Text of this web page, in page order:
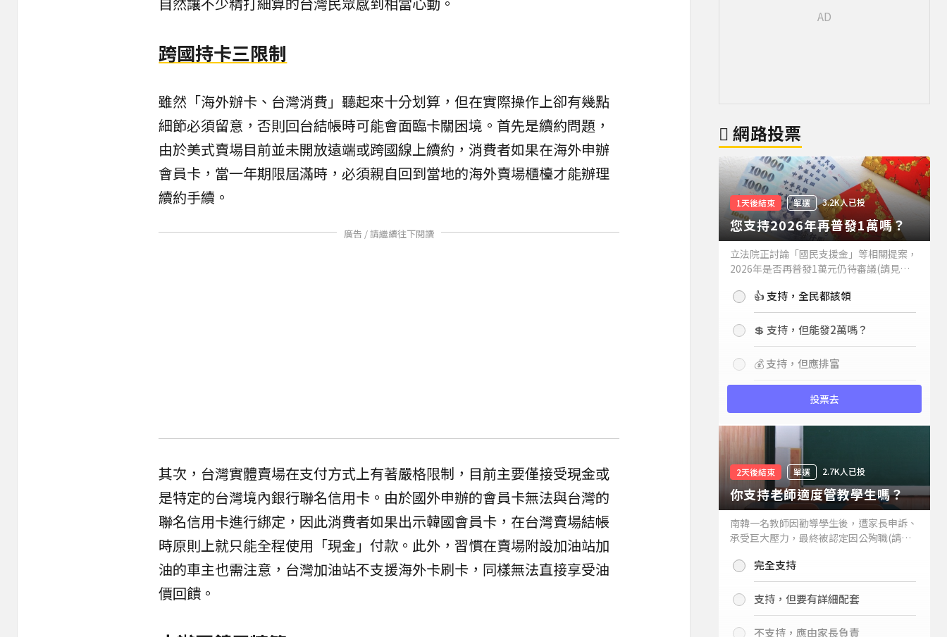
跨國持卡三限制
雖然「海外辦卡、台灣消費」聽起來十分划算，但在實際操作上卻有幾點
細節必須留意，否則回台結帳時可能會面臨卡關困境。首先是續約問題，
由於美式賣場目前並未開放遠端或跨國線上續約，消費者如果在海外申辦
會員卡，當一年期限屆滿時，必須親自回到當地的海外賣場櫃檯才能辦理
續約手續。
廣告 / 請繼續往下閱讀
其次，台灣實體賣場在支付方式上有著嚴格限制，目前主要僅接受現金或
是特定的台灣境內銀行聯名信用卡。由於國外申辦的會員卡無法與台灣的
聯名信用卡進行綁定，因此消費者如果出示韓國會員卡，在台灣賣場結帳
時原則上就只能全程使用「現金」付款。此外，習慣在賣場附設加油站加
油的車主也需注意，台灣加油站不支援海外卡刷卡，同樣無法直接享受油
價回饋。
網路投票
1天後結束 單選 3.2K人已投
您支持2026年再普發1萬嗎？
立法院正討論「國民支援金」等相關提案，
2026年是否再普發1萬元仍待審議(請見下
持嗎？👍 支持，全民都該領
💲 支持，但能發2萬嗎？
💰 支持，但應排富
投票去
2天後結束 單選 2.7K人已投
你支持老師適度管教學生嗎？
南韓一名教師因勸導學生後，遭家長申訴、
承受巨大壓力，最終被認定因公殉職(請見
你支持老師適度管教學生嗎？
完全支持
支持，但要有詳細配套
不支持，應由家長負責